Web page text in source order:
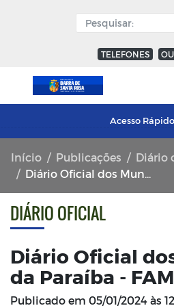
TELEFONES
Acesso
Início Publicações
Diário
Diário Oficial dos Municípios da Paraíba - FAMUP
DIÁRIO OFICIAL
Diário Oficial
da Paraíba -
Publicado em 05/01/2024 às